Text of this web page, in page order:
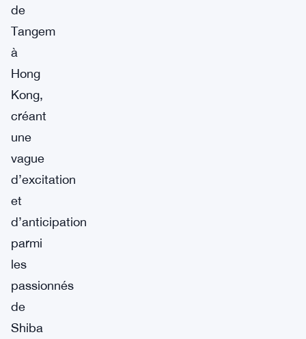
de
Tangem
à
Hong
Kong,
créant
une
vague
d’excitation
et
d’anticipation
parmi
les
passionnés
de
Shiba